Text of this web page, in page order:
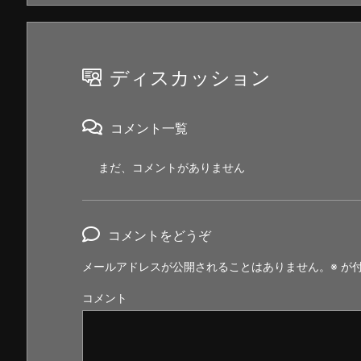
ディスカッション
コメント一覧
まだ、コメントがありません
コメントをどうぞ
メールアドレスが公開されることはありません。 ※ が
コメント